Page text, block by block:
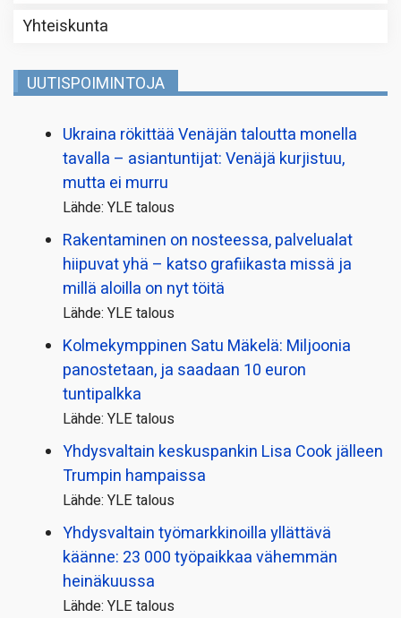
Yhteiskunta
UUTISPOIMINTOJA
Ukraina rökittää Venäjän taloutta monella
tavalla – asiantuntijat: Venäjä kurjistuu,
mutta ei murru
Lähde: YLE talous
Rakentaminen on nosteessa, palvelualat
hiipuvat yhä – katso grafiikasta missä ja
millä aloilla on nyt töitä
Lähde: YLE talous
Kolmekymppinen Satu Mäkelä: Miljoonia
panostetaan, ja saadaan 10 euron
tuntipalkka
Lähde: YLE talous
Yhdysvaltain keskuspankin Lisa Cook jälleen
Trumpin hampaissa
Lähde: YLE talous
Yhdysvaltain työmarkkinoilla yllättävä
käänne: 23 000 työpaikkaa vähemmän
heinäkuussa
Lähde: YLE talous